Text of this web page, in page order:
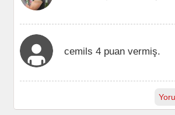
cemils 4 puan vermiş.